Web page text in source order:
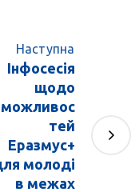
Наступна
Інфосесія
щодо
можливос
тей
Еразмус+
молоді
в межах